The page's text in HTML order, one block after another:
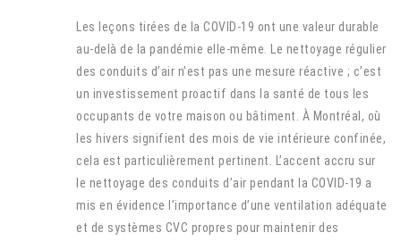
Les leçons tirées de la COVID-19 ont une valeur durable
au-delà de la pandémie elle-même. Le nettoyage régulier
des conduits d’air n’est pas une mesure réactive ; c’est
un investissement proactif dans la santé de tous les
occupants de votre maison ou bâtiment. À Montréal, où
les hivers signifient des mois de vie intérieure confinée,
cela est particulièrement pertinent. L’accent accru sur
le nettoyage des conduits d’air pendant la COVID-19 a
mis en évidence l’importance d’une ventilation adéquate
et de systèmes CVC propres pour maintenir des